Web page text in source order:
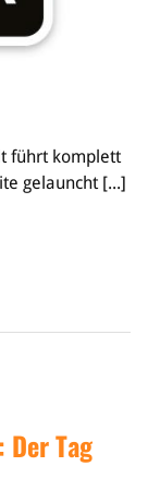
führt komplett
gelauncht [...]
Tag